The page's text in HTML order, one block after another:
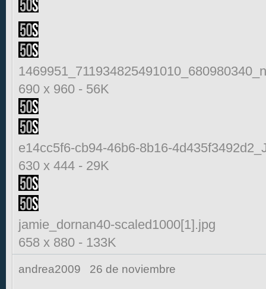
690 x 960 - 56K
e14cc5f6-cb94-46b6-8b16-
630 x 444 - 29K
jamie_dornan40-scaled1000[1].jpg
658 x 880 - 133K
andrea2009 26 de noviembre